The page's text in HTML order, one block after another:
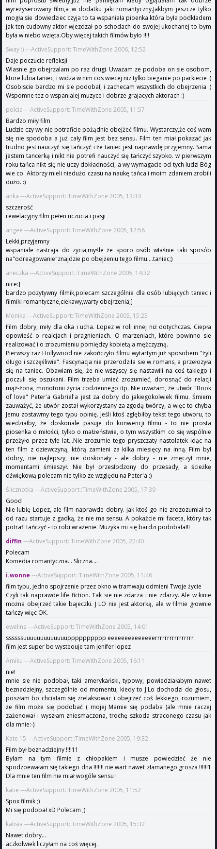
wyreżyserowany film,a w dodatku jaki romantyczny.Jakbym jeszcze tylko
mogła sie dowiedziec czyja to ta wspaniała pioenka która była podkładem
jak ten cudowny aktor wjezdzał po schodach do swojej ukochanej to bym
była w niebo wzięta.Oby więcej takich filmów było !!!!
Sway :) ---ActiveSupport::TimeWithZone 2006, 12:52
Daje poczucie refleksji
Wlasnie go obejrzalam po raz drugi. Uwazam ze podoba on sie osobom,
ktore lubia taniec, i widza w nim cos wiecej niz tylko bieganie po parkiecie :)
Osobiscie bardzo mi sie podobał, i zachecam wszystkich do obejrzenia :)
Wspomne tez o wspanialej muzyce i dobrze grajacych aktorach :)
polcia ---ActiveSupport::TimeWithZone 2005, 11:57
Bardzo miły film
Ludzie czy wy nie potraficie pożądnie obejżeć filmu. Wystarczy,że coś wam
się nie spodoba a już cały film jest bez sensu. Film ten miał pokazać jak
trudno jest nauczyć się tańczyć i że taniec jest naprawdę przyjemny. Sama
jestem tancerką i nikt nie potrefi nauczyć się tańczyć szybko. w pierwszym
roku tańca nikt się nie uczy dokładności, a wy wymagacie od tych ludzi Bóg
wie co. Aktorzy mieli niedużo czasu na naukę tańca i moim zdaniem zrobili
dużo. :)
anka ---ActiveSupport::TimeWithZone 2005, 13:34
szczerość
rewelacyjny film pełen uczucia i pasji
angee ---ActiveSupport::TimeWithZone 2005, 12:58
Lekki,przyjemny
wspaniale nastraja do zycia,myśle że sporo osób właśnie taki sposób
na"odreagowanie"znajdzie po obejżeniu tego filmu....taniec;)
aneczka ---ActiveSupport::TimeWithZone 2005, 14:32
nice:]
bardzo pozytywny filmik,polecam szczególnie dla osób lubiących taniec i
filmiki romantyczne,ciekawy,warty obejrzenia;]
Monika ---ActiveSupport::TimeWithZone 2005, 15:25
Film dobry, miły dla oka i ucha. Lopez w roli innej niż dotychczas. Ciepła
opowieść o realcjach i pragnieniach. O marzeniach, które powinno sie
realizować i o zrozumieniu pomiędzy kobietą a mężczyzną.
Pierwszy raz Hollywood nie zakończyło filmu wytartym już sposobem "żyli
długo i szczęśliwie". Fascynacja nie przerodziła sie w romans, a przełozyła
się na taniec. Obawiam się, że nie wszyscy się nastawili na coś takiego i
poczuli się oszukani. Film trzeba umieć zrozumieć, dorosnąć do relacji
mąż-żona, monotonii życia codziennego itp. Nie uważam, że utwór "Book
of love" Peter'a Gabriel'a jest za dobry do jakiegokolwiek filmu. Śmiem
zauważyć, że utwór został wykorzystany za zgodą twórcy, a więc to chyba
Jemu zostawmy tego typu opinię. Jeśli ktoś zgłębiłby tekst tego utworu, to
wiedziałby, że doskonale pasuje do konwencji filmu - to nie prosta
piosenka o miłości, tylko o małżeństwie, o tym wszystkim co się wspólnie
przeżyło przez tyle lat...Nie zrozumie tego pryszczaty nastolatek idąc na
ten film z dziewczyną, którą zamieni za kilka miesięcy na inną. Film był
dobry, nie najlepszy, nie doskonały - ale dobry - nie zmęczył mnie,
momentami śmieszył. Nie był przesłodzony do przesady, a ścieżkę
dźwiękową polecam nie tylko ze względu na Peter'a :)
Ślicznotka ---ActiveSupport::TimeWithZone 2005, 17:39
Good
Nie lubię Lopez, ale film naprawde dobry. jak ktoś go nie zrozozumiał to
od razu startuje z gadką, że nie ma sensu. A pokażcie mi faceta, który tak
potrafi tańczyć - to robi wrażenie. Muzyka mi się bardzi podobała!!!
diffin ---ActiveSupport::TimeWithZone 2005, 22:40
Polecam
Komedia romantyczna... Sliczna....
i.wonne ---ActiveSupport::TimeWithZone 2005, 11:46
film typu, jedno spojrzenie przez okno w tramwaju odmieni Twoje życie
Czyli tak naprawde life fiction. Tak sie nie zdarza i nie zdarzy. Ale w kinie
można obejrzeć takie bajeczki. J LO nie jest aktorką, ale w filmie głownie
tańczy więc OK.
ewelina ---ActiveSupport::TimeWithZone 2005, 14:01
ssssssuuuuuuuuuuuuupppppppppp eeeeeeeeeeeeeerrrrrrrrrrrrrrrr
film jest super bo wysteouje tam jenifer lopez
Amiku ---ActiveSupport::TimeWithZone 2005, 16:11
nie!
mnie sie nie podobał, taki amerykański, typowy, powiedziałabym nawet
beznadziejny, szczególnie od momentu, kiedy to J.Lo dochodzi do głosu,
poszłam bo chciałam się zrelaksowac i obejrzeć coś lekkiego, rozumiem,
że film może się podobać ( mojej Mamie się podaba )ale mnie raczej
zażenował i wyszłam zniesmaczona, trochę szkoda straconego czasu jak
dla mnie:-)
Kate 15 ---ActiveSupport::TimeWithZone 2005, 19:32
Film był beznadziejny !!!!11
Byłam na tym filmie z chłopakiem i musze powiedzieć że nie
spodzoewałam się takiego dna !!!!!!! nie wart nawet złamanego grosza !!!!!!1
Dla mnie ten film nie miał wogóle sensu !
katie ---ActiveSupport::TimeWithZone 2005, 11:52
Spox filmik ;)
Mi się podobał xD Polecam ;)
kalisia ---ActiveSupport::TimeWithZone 2005, 15:32
Nawet dobry...
aczkolwiek liczyłam na coś więcej.